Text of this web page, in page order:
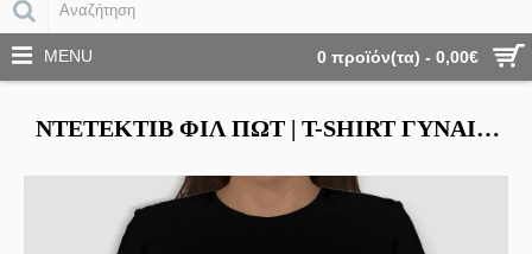
0 προϊόν(τα) - 0,00€
MENU
ΝΤΕΤΈΚΤΙΒ ΦΊΛ ΠΏΤ | Τ-SHIRT ΓΥΝΑΙΚΕΊΟ